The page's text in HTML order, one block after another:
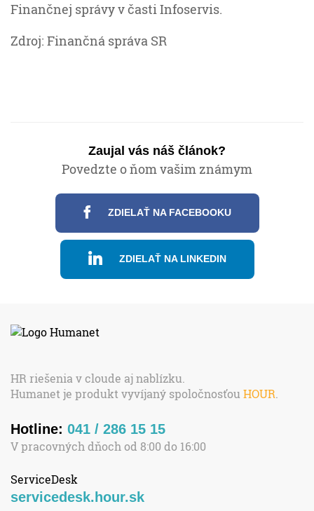
Finančnej správy v časti Infoservis.
Zdroj: Finančná správa SR
Zaujal vás náš článok?
Povedzte o ňom vašim známym
ZDIELAŤ NA FACEBOOKU
ZDIELAŤ NA LINKEDIN
HR riešenia v cloude aj nablízku.
Humanet je produkt vyvíjaný spoločnosťou HOUR
Hotline: 041 / 286 15 15
V pracovných dňoch od 8:00 do 16:00
ServiceDesk
servicedesk.hour.sk